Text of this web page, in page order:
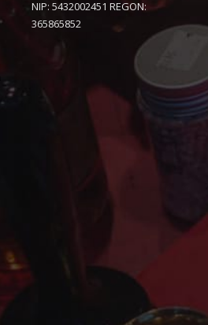
NIP: 5432002451 REGON:
365865852